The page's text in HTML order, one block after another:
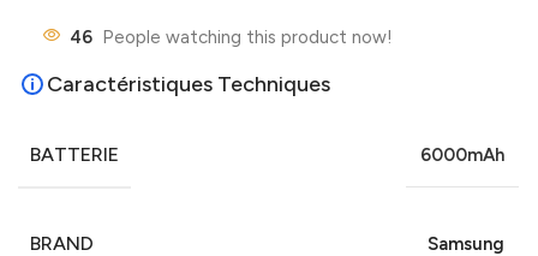
46 People watching this product now!
Caractéristiques Techniques
BATTERIE 6000mAh
BRAND Samsung